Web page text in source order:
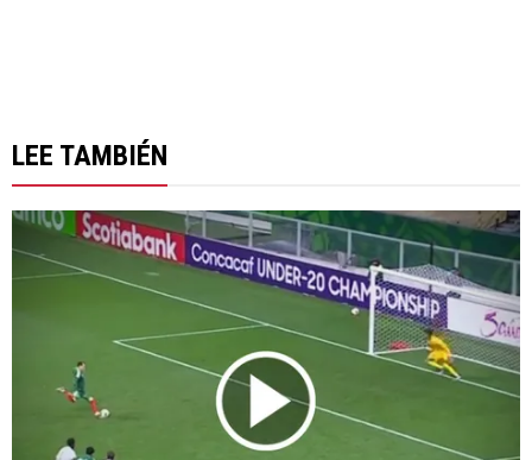
LEE TAMBIÉN